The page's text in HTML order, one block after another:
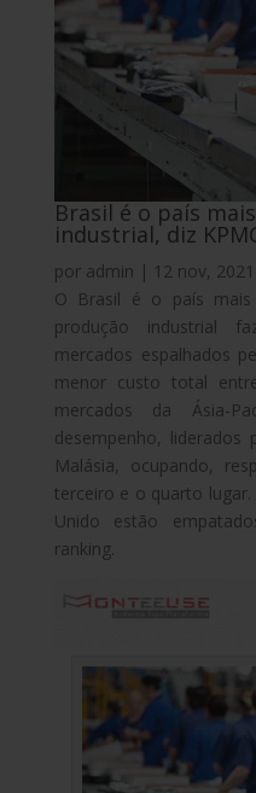
Brasil é o país
industrial, diz
por admin | 12 nov, 2021
O Brasil é o país
produção industrial
mercados espalhados
menor custo total
mercados da Ásia-
desempenho,
Malásia, ocupando,
terceiro e o quarto lugar.
Unido estão
ranking.